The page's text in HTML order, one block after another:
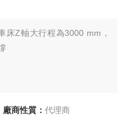
床Z軸大行程為3000 mm，
廠商性質： 代理商